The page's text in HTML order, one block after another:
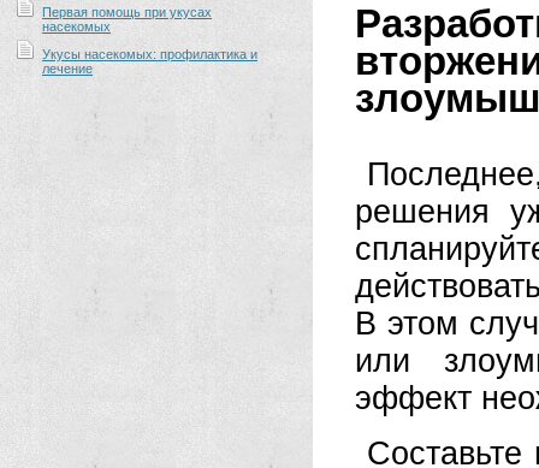
Первая помощь при укусах
насекомых
Укусы насекомых: профилактика и
лечение
решения
В этом
или
эффект